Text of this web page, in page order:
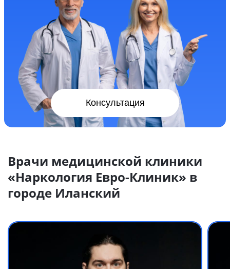
Консультация
Врачи медицинской клиники
«Наркология Евро-Клиник» в
городе Иланский